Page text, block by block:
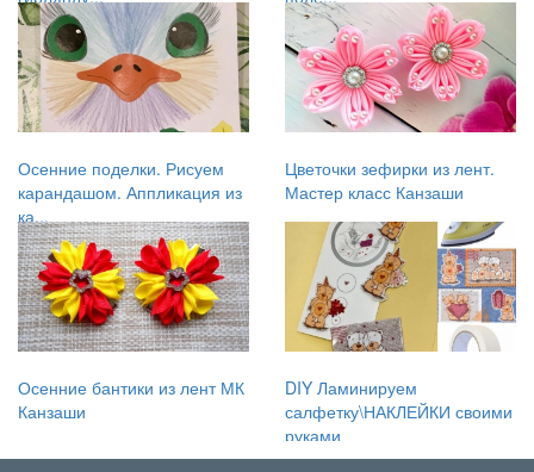
Осенние поделки. Рисуем
карандашом. Аппликация из
ка...
Цветочки зефирки из лент.
Мастер класс Канзаши
Осенние бантики из лент МК
Канзаши
DIY Ламинируем
салфетку\НАКЛЕЙКИ своими
руками